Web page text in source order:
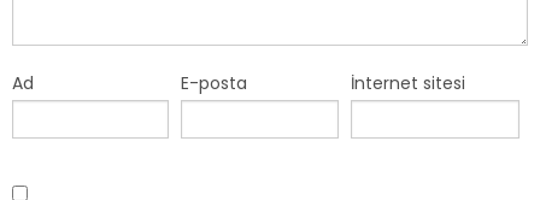
Ad E-posta İnternet sitesi